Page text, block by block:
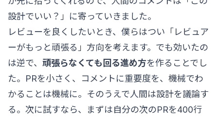
設計でいい？」に寄っていきました。
レビューを良くしたいとき、僕らはつい「レビュア
ーがもっと頑張る」方向を考えます。でも効いたの
は逆で、 頑張らなくても回る進め方を作ることでし
た。PRを小さく、コメントに重要度を、機械でわ
かることは機械に。そのうえで人間は設計を議論す
る。次に試すなら、まずは自分の次のPRを400行